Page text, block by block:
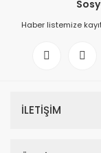
Haber listemize
İLETİŞİM